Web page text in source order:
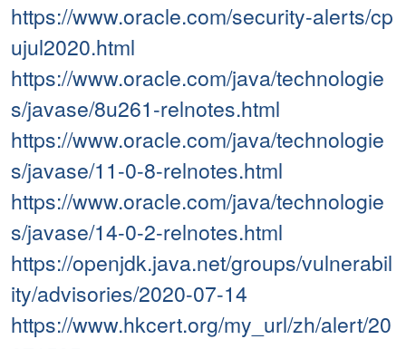
https://www.oracle.com/security-alerts/cp
ujul2020.html
https://www.oracle.com/java/technologie
s/javase/8u261-relnotes.html
https://www.oracle.com/java/technologie
s/javase/11-0-8-relnotes.html
https://www.oracle.com/java/technologie
s/javase/14-0-2-relnotes.html
https://openjdk.java.net/groups/vulnerabil
ity/advisories/2020-07-14
https://www.hkcert.org/my_url/zh/alert/20